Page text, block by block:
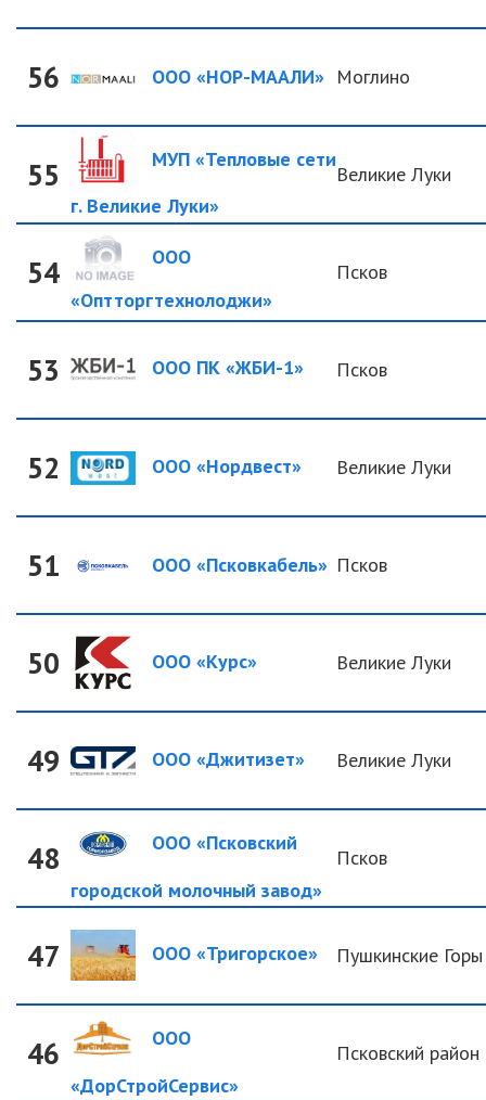
56 ООО «НОР-МААЛИ» Моглино
55
МУП «Тепловые сети
г. Великие Луки»
Великие Луки
54
ООО
«Оптторгтехнолоджи»
Псков
53 ООО ПК «ЖБИ-1» Псков
52 ООО «Нордвест» Великие Луки
51 ООО «Псковкабель» Псков
50 ООО «Курс» Великие Луки
49 ООО «Джитизет» Великие Луки
48
ООО «Псковский
городской молочный завод»
Псков
47 ООО «Тригорское» Пушкинские Горы
46
ООО
«ДорСтройСервис»
Псковский район